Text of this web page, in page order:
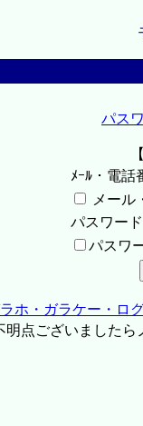
パス
ﾒｰﾙ・電話
メール
パスワード
パスワ
ホ・ガラケー・ロ
点ございましたら